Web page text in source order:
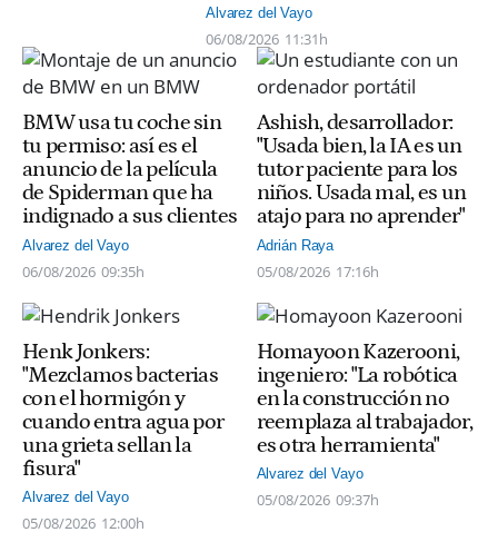
Alvarez del Vayo
06/08/2026 11:31h
BMW usa tu coche sin
tu permiso: así es el
anuncio de la película
de Spiderman que ha
indignado a sus clientes
Alvarez del Vayo
06/08/2026 09:35h
Ashish, desarrollador:
"Usada bien, la IA es un
tutor paciente para los
niños. Usada mal, es un
atajo para no aprender"
Adrián Raya
05/08/2026 17:16h
Henk Jonkers:
"Mezclamos bacterias
con el hormigón y
cuando entra agua por
una grieta sellan la
fisura"
Alvarez del Vayo
05/08/2026 12:00h
Homayoon Kazerooni,
ingeniero: "La robótica
en la construcción no
reemplaza al trabajador,
es otra herramienta"
Alvarez del Vayo
05/08/2026 09:37h